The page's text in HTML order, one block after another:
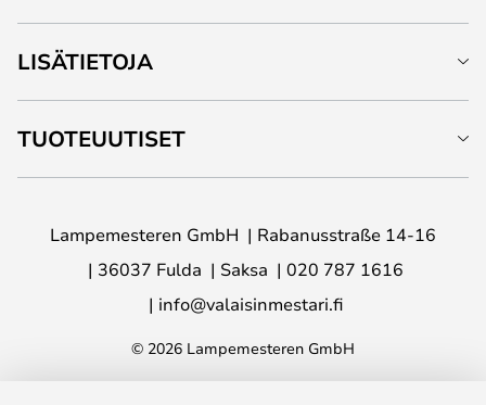
LISÄTIETOJA
TUOTEUUTISET
Lampemesteren GmbH
Rabanusstraße 14-16
36037 Fulda
Saksa
020 787 1616
info@valaisinmestari.fi
© 2026 Lampemesteren GmbH